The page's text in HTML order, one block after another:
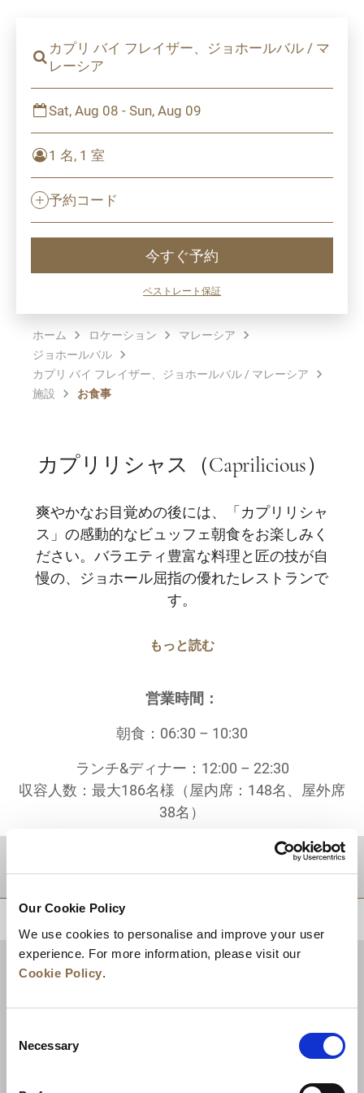
Our Cookie Policy
We use cookies to personalise and improve your user
experience. For more information, please visit our
Cookie Policy.
Selection
Necessary
カプリ バイ フレイザー、ジョホールバル / マ
レーシア
Sat, Aug 08 - Sun, Aug 09
1 名, 1 室
予約コード
今すぐ予約
ベストレート保証
ホーム ロケーション
マレーシア
ジョホールバル
カプリ バイ フレイザー、ジョホールバル / マレーシア
施設
お食事
カプリリシャス（Caprilicious）
爽やかなお目覚めの後には、「カプリリシャ
ス」の感動的なビュッフェ朝食をお楽しみく
ださい。バラエティ豊富な料理と匠の技が自
慢の、ジョホール屈指の優れたレストランで
す。
もっと読む
営業時間：
朝食：06:30 – 10:30
ランチ&ディナー：12:00 – 22:30
収容人数：最大186名様（屋内席：148名、屋外席
38名）